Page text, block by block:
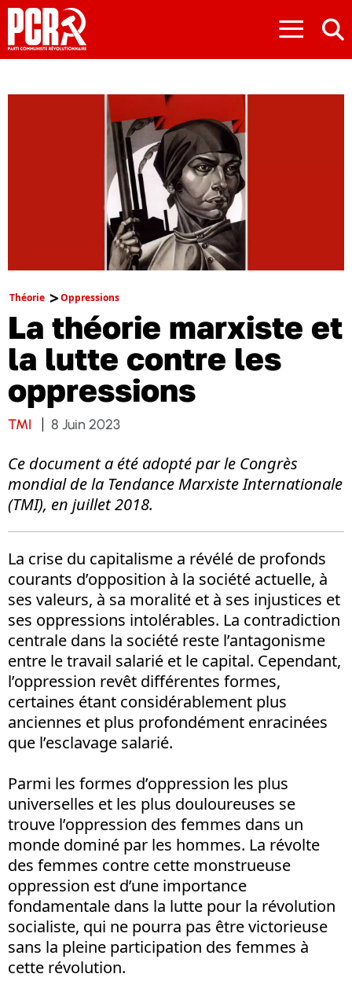
≡
Théorie Oppressions
La théorie marxiste et
la lutte contre les
oppressions
TMI 8 Juin 2023
Ce document a été adopté par le Congrès
mondial de la Tendance Marxiste Internationale
(TMI), en juillet 2018.
La crise du capitalisme a révélé de profonds
courants d’opposition à la société actuelle, à
ses valeurs, à sa moralité et à ses injustices et
ses oppressions intolérables. La contradiction
centrale dans la société reste l’antagonisme
entre le travail salarié et le capital. Cependant,
l’oppression revêt différentes formes,
certaines étant considérablement plus
anciennes et plus profondément enracinées
que l’esclavage salarié.
Parmi les formes d’oppression les plus
universelles et les plus douloureuses se
trouve l’oppression des femmes dans un
monde dominé par les hommes. La révolte
des femmes contre cette monstrueuse
oppression est d’une importance
fondamentale dans la lutte pour la révolution
socialiste, qui ne pourra pas être victorieuse
sans la pleine participation des femmes à
cette révolution.